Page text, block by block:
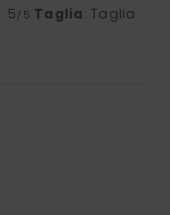
: 5/5 Taglia: Taglia